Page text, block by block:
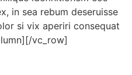
in sea rebum deseruisse
si vix aperiri consequat
vc_row]